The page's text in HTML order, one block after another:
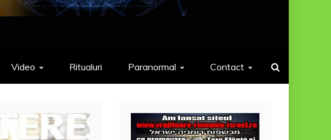
Video Ritualuri Paranormal Contact